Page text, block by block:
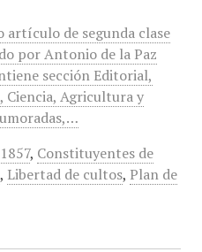
artículo de segunda clase
por Antonio de la Paz
sección Editorial,
Ciencia, Agricultura y
, Constituyentes de
, Libertad de cultos, Plan de